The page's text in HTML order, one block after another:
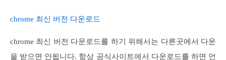
chrome 최신 버전 다운로드
chrome 최신 버전 다운로드를 하기 위해서는 다른곳에서 다운
을 받으면 안됩니다. 항상 공식사이트에서 다운로드를 하면 언